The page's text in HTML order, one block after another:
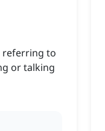
referring to
or talking